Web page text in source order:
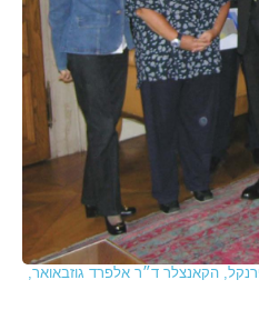
הקאנצלר ד״ר אלפרד גוזבאואר,